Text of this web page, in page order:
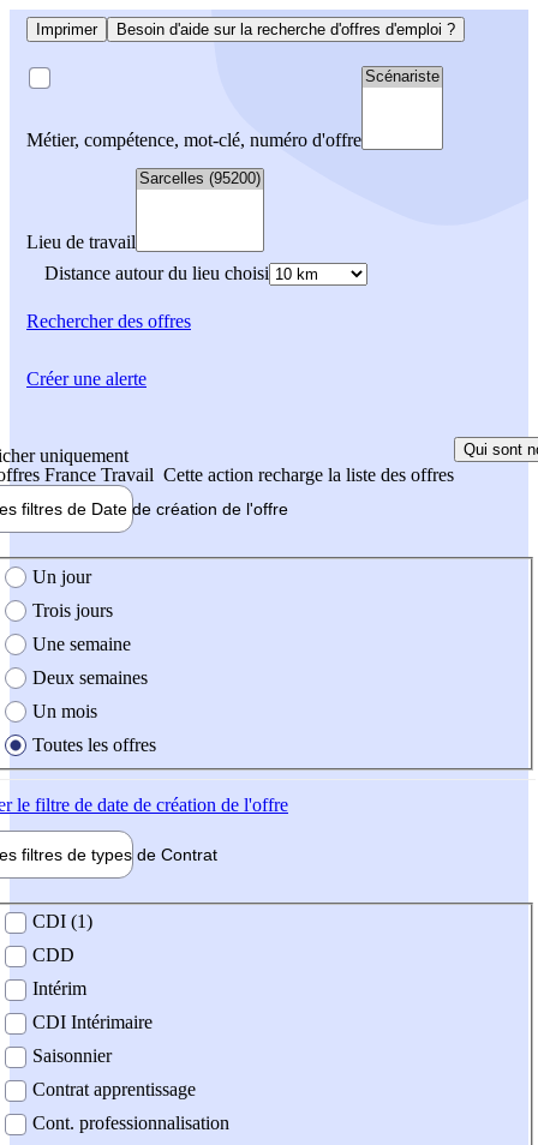
Imprimer Besoin d'aide sur la recherche d'offres d'emploi ?
Métier, compétence, mot-clé, numéro d'offre
Lieu de travail
Distance autour du lieu choisi
Rechercherdes offres
uniquement
France Travail Cette action recharge la liste des offres
Qui sont
filtres de Date de création de l'offre
création de l'offre
Un jour
Trois jours
Une semaine
Deux semaines
Un mois
Toutes les offres
le filtre de date de création de l'offre
filtres de types de Contrat
contrat
CDI (1)
CDD
Intérim
CDI Intérimaire
Saisonnier
Contrat apprentissage
Cont. professionnalisation
Créer une alerte